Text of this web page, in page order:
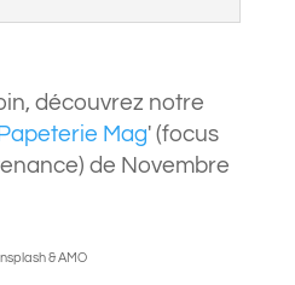
découvrez notre
Mag' (focus
de Novembre
& AMO